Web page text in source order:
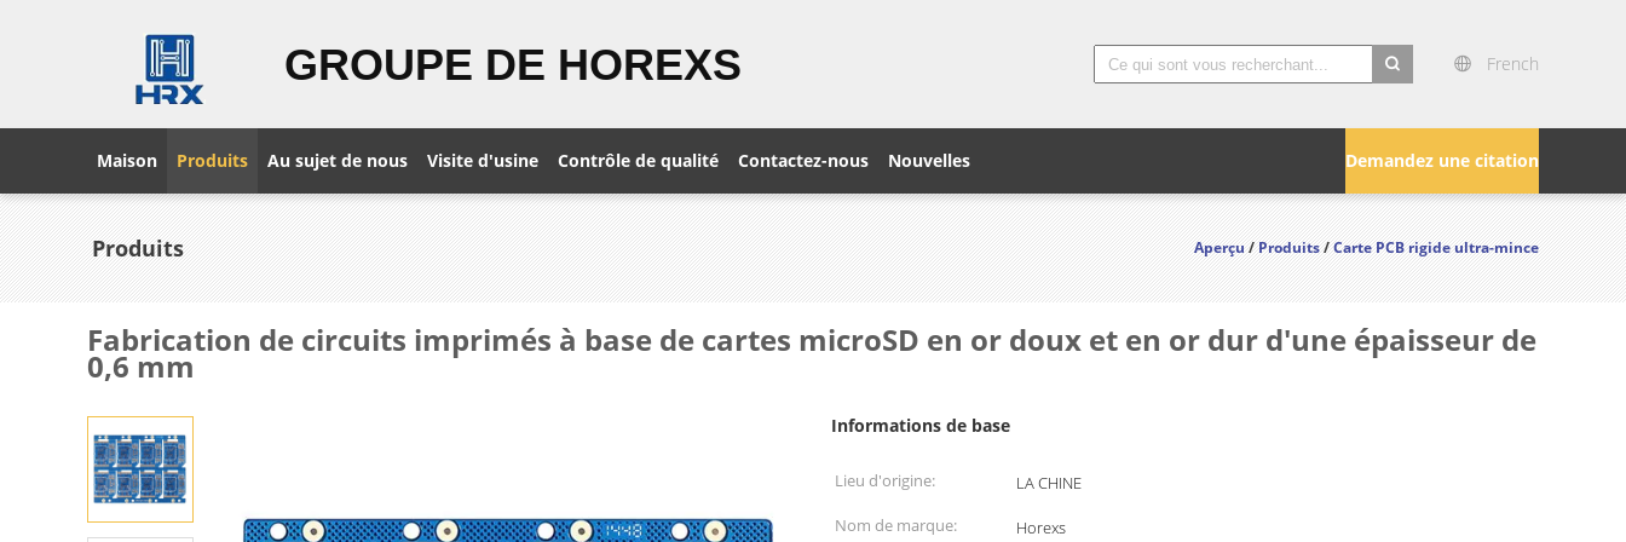
GROUPE DE HOREXS French
Demandez une citation
Maison Produits Au sujet de nous Visite d'usine Contrôle de qualité Contactez-nous Nouvelles
Produits Aperçu/Produits/Carte PCB rigide ultra-mince
Fabrication de circuits imprimés à base de cartes microSD en or doux et en or dur d'une épaisseur de
0,6 mm
Informations de base
Lieu d'origine:
LA CHINE
Nom de marque:
Horexs